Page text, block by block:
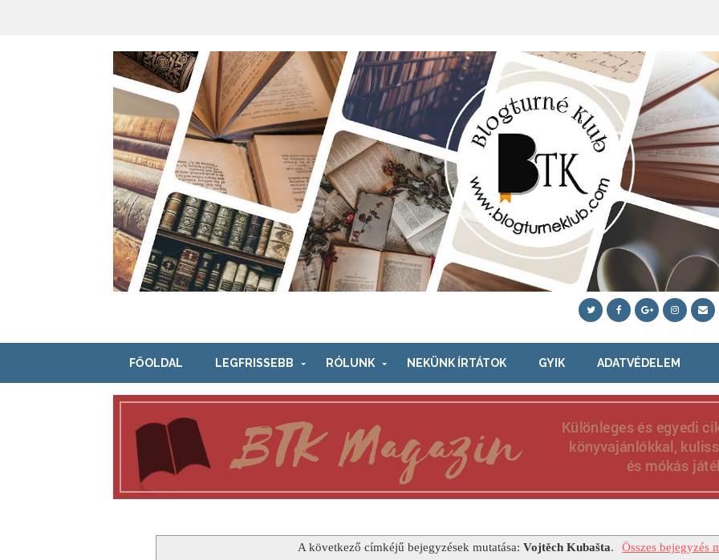
FŐOLDAL LEGFRISSEBB RÓLUNK NEKÜNK ÍRTÁTOK GYIK ADATVÉDELEM
A következő címkéjű bejegyzések mutatása: Vojtěch Kubašta. Összes bejegyzés